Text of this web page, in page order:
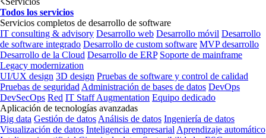
Todos los servicios
Servicios completos de desarrollo de software
IT consulting & advisory Desarrollo web Desarrollo móvil Desarrollo
de software integrado Desarrollo de custom software MVP desarrollo
Desarrollo de la Cloud Desarrollo de ERP Soporte de mainframe
Legacy modernization
UI/UX design 3D design Pruebas de software y control de calidad
Pruebas de seguridad Administración de bases de datos DevOps
DevSecOps Red IT Staff Augmentation Equipo dedicado
Aplicación de tecnologías avanzadas
Big data Gestión de datos Análisis de datos Ingeniería de datos
Visualización de datos Inteligencia empresarial Aprendizaje automático